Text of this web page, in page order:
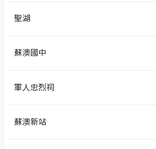
聖湖
蘇澳國中
軍人忠烈祠
蘇澳新站